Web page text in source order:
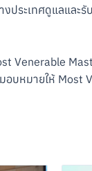
ระเทศดูแลและรั
Venerable
อบหมายให้